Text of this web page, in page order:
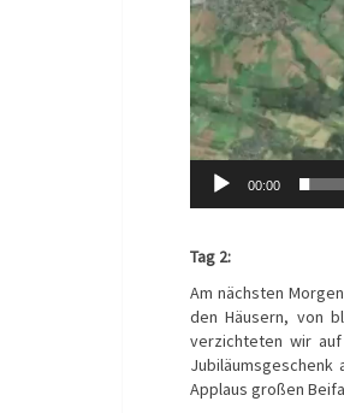
00:00
Tag 2:
Am nächsten
den Häusern, von
verzichteten wir
Jubiläumsgeschenk
Applaus großen